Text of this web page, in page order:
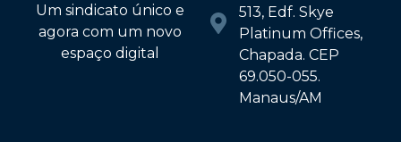
Um sindicato único e
agora com um novo
espaço digital
513, Edf. Skye
Platinum Offices,
Chapada. CEP
69.050-055.
Manaus/AM